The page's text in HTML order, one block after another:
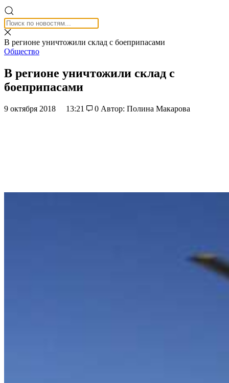
В регионе уничтожили склад с боеприпасами
Общество
В регионе уничтожили склад с
боеприпасами
9 октября 2018 13:21 0 Автор: Полина Макарова